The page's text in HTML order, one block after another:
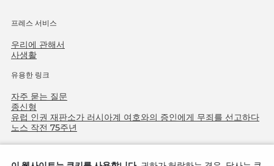
프레스 서비스
우리에 관해서
사생활
유용한 링크
자주 묻는 질문
종신형
유럽 인권 재판소가 러시아계 여호와의 증인에게 무죄를 선고하다
노스 작전 75주년